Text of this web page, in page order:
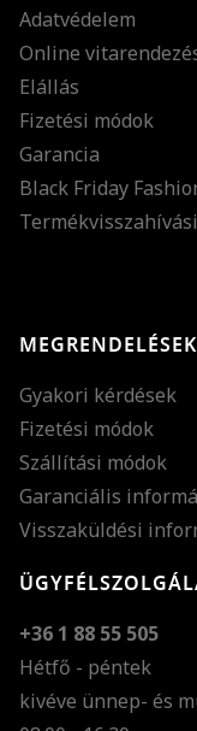
Adatvédelem
Online
Elállás
Fizetési módok
Garancia
Black Friday
Gyakori kérdések
Fizetési módok
Szállítási módok
Garanciális
Visszaküldési
+36 1 88 55 505
Hétfő - péntek
kivéve ünnep- és